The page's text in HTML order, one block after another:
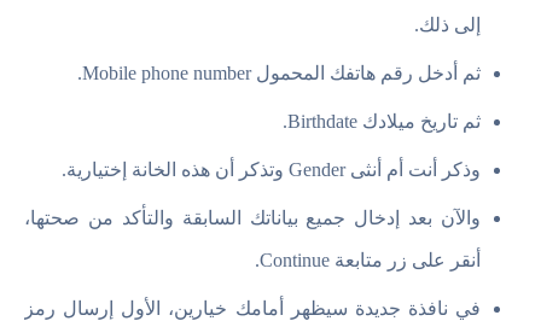
إلى ذلك.
ثم أدخل رقم هاتفك المحمول Mobile phone number.
ثم تاريخ ميلادك Birthdate.
وذكر أنت أم أنثى Gender وتذكر أن هذه الخانة إختيارية.
والآن بعد إدخال جميع بياناتك السابقة والتأكد من صحتها،
أنقر على زر متابعة Continue.
في نافذة جديدة سيظهر أمامك خيارين، الأول إرسال رمز